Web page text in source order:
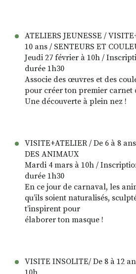
ATELIERS JEUNESSE /
10 ans / SENTEURS ET
Jeudi 27 février à 10h /
durée 1h30
Associe des œuvres et des
pour créer ton premier carnet
Une découverte à plein nez !
VISITE+ATELIER / De 6 à 8
DES ANIMAUX
Mardi 4 mars à 10h /
durée 1h30
En ce jour de carnaval, les
qu’ils soient naturalisés,
t’inspirent pour
élaborer ton masque !
VISITE INSOLITE/ De 8 à 12